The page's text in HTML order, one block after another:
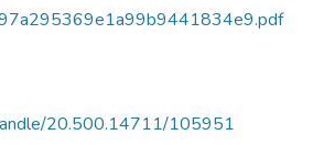
20.500.14711/105951